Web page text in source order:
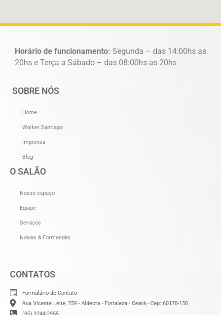
Horário de funcionamento: Segunda – das 14:00hs as
20hs e Terça a Sábado – das 08:00hs as 20hs
SOBRE NÓS
Home
Walker Santiago
Imprensa
Blog
O SALÃO
Nosso espaço
Equipe
Serviços
Noivas & Formandas
CONTATOS
Formulário de Contato
Rua Vicente Leite, 759 - Aldeota - Fortaleza - Ceará - Cep: 60170-150
(85) 3244-2955